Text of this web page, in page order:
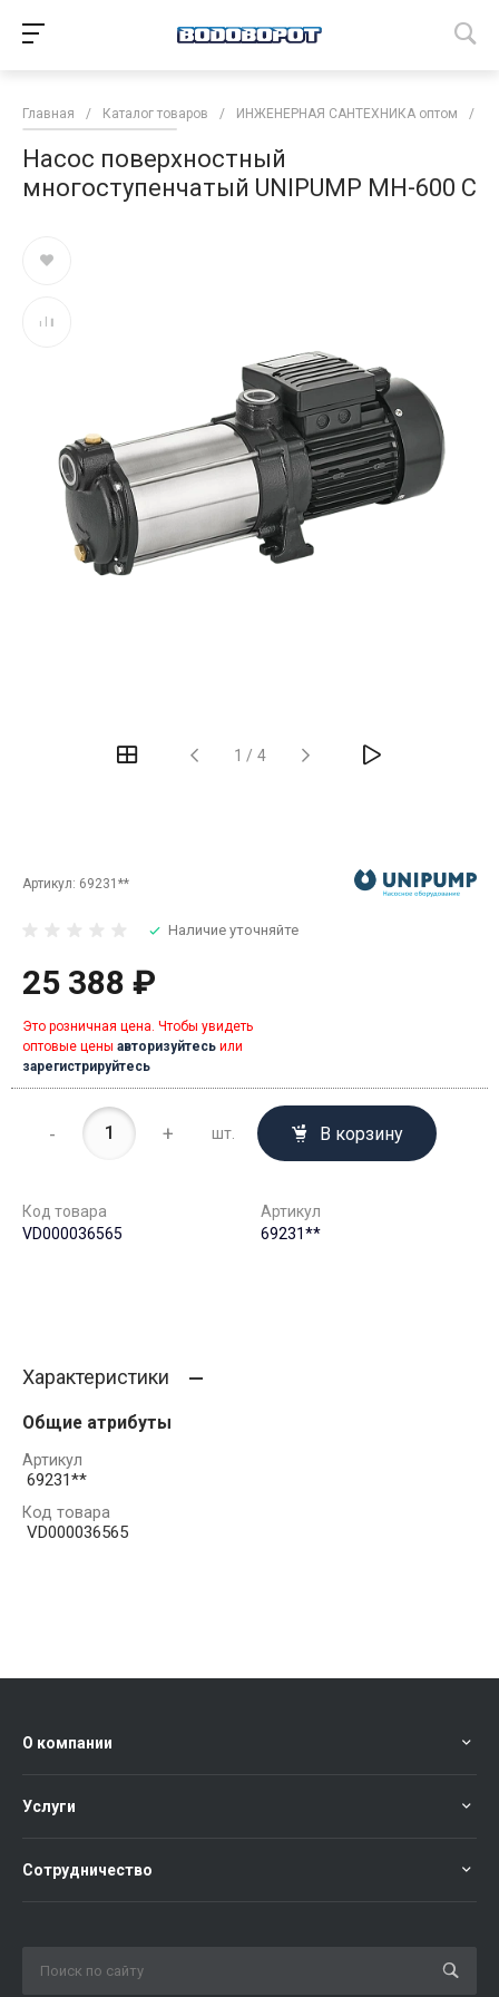
Главная / Каталог товаров / ИНЖЕНЕРНАЯ САНТЕХНИКА оптом /
Насос поверхностный
многоступенчатый UNIPUMP МН-600 С
1 / 4
Артикул: 69231**
Наличие уточняйте
25 388 ₽
Это розничная цена. Чтобы увидеть
оптовые цены авторизуйтесь или
зарегистрируйтесь
- + шт. В корзину
Код товара
VD000036565
Артикул
69231**
Характеристики
Общие атрибуты
Артикул
69231**
Код товара
VD000036565
О компании
Услуги
Сотрудничество